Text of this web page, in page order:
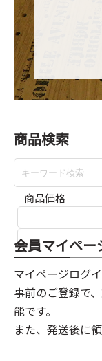
商品検索
商品価格
会員マイペー
マイページログ
事前のご登録で
能です。
また、発送後に